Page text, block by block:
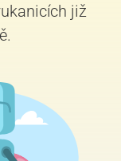
již